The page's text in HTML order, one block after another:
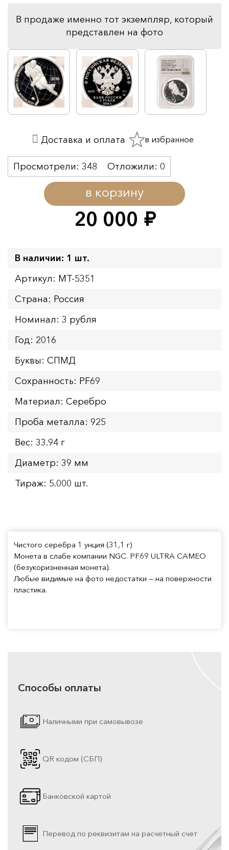
В продаже именно тот экземпляр, который
представлен на фото
20 000 руб.
в корзину
Просмотрели: 348 Отложили: 0
Доставка и оплата в избранное
В наличии: 1 шт.
Артикул: MT-5351
Страна: Россия
Номинал: 3 рубля
Год: 2016
Буквы: СПМД
Сохранность: PF69
Материал: Серебро
Проба металла: 925
Вес: 33.94 г
Диаметр: 39 мм
Тираж: 5.000 шт.
Чистого серебра 1 унция (31,1 г)
Монета в слабе компании NGC. PF69 ULTRA CAMEO
(безукоризненная монета).
Любые видимые на фото недостатки — на поверхности
пластика.
Способы оплаты
Наличными при самовывозе
QR кодом (СБП)
Банковской картой
Перевод по реквизитам на расчетный счет